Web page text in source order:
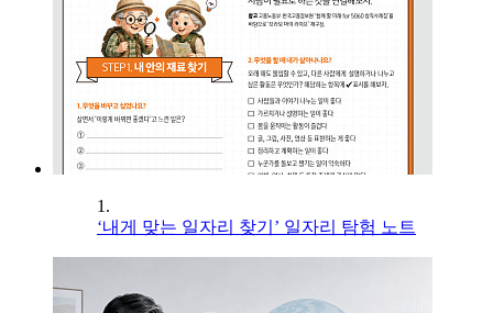
1.
‘내게 맞는 일자리 찾기’ 일자리 탐험 노트